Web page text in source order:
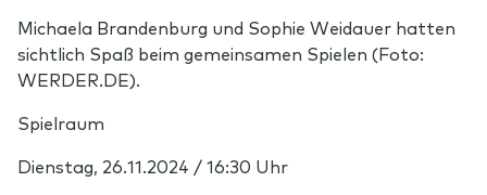
Michaela Brandenburg und Sophie Weidauer hatten
sichtlich Spaß beim gemeinsamen Spielen (Foto:
WERDER.DE).
Spielraum
Dienstag, 26.11.2024 / 16:30 Uhr